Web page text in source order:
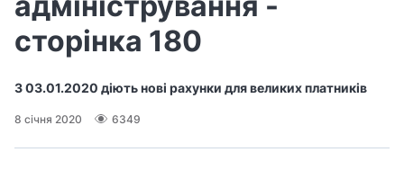
сторінка 180
З 03.01.2020 діють нові рахунки для великих платників
8 січня 2020 6349